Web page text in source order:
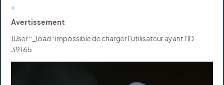
×
Avertissement
JUser::_load : impossible de charger l'utilisateur ayant l'ID
39165